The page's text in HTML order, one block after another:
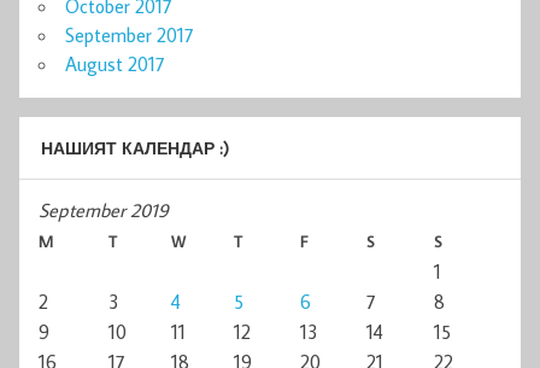
October 2017
September 2017
August 2017
НАШИЯТ КАЛЕНДАР :)
September 2019
M T W T F S S
1
2
3 4 5 6 7
8
9
10 11 12 13 14
15
16
17 18 19 20 21 22